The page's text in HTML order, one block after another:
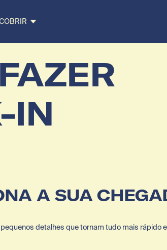
IN
A SUA
detalhes que tornam tudo mais rápido